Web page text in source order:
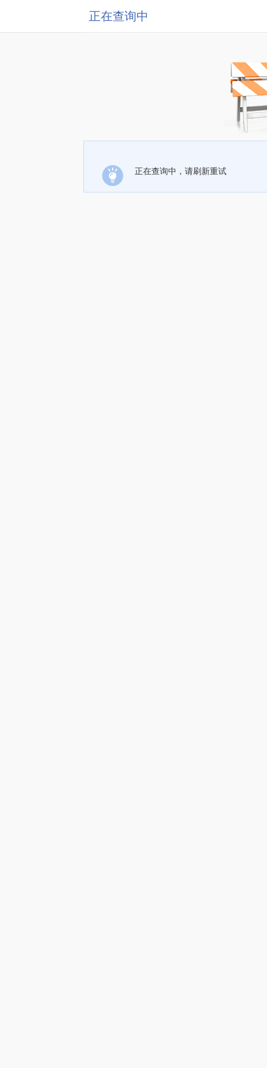
正在查询中
正在查询中，请刷新重试